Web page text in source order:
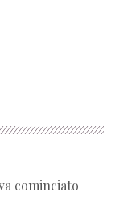
cominciato